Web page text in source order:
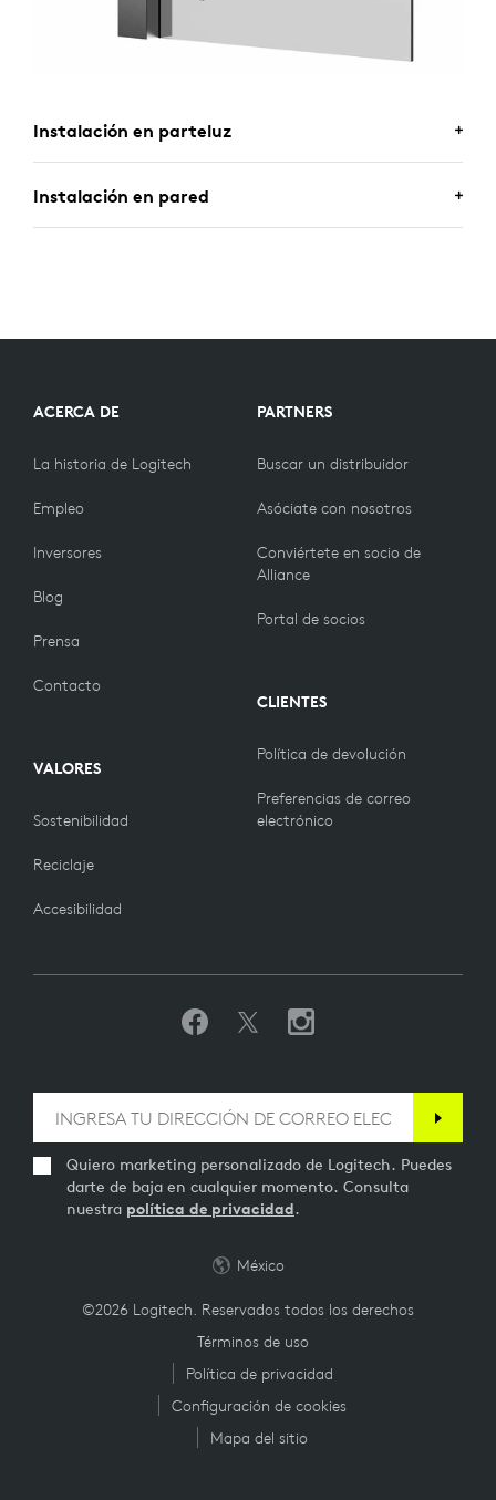
Instalación en parteluz
Instalación en pared
ACERCA DE
La historia de Logitech
Empleo
Inversores
Blog
Prensa
Contacto
VALORES
Sostenibilidad
Reciclaje
Accesibilidad
PARTNERS
Buscar un distribuidor
Asóciate con nosotros
Conviértete en socio de
Alliance
Portal de socios
CLIENTES
Política de devolución
Preferencias de correo
electrónico
Quiero marketing personalizado de Logitech. Puedes
darte de baja en cualquier momento. Consulta
nuestra política de privacidad.
©2026 Logitech. Reservados todos los derechos
Términos de uso
Política de privacidad
Configuración de cookies
Mapa del sitio
México